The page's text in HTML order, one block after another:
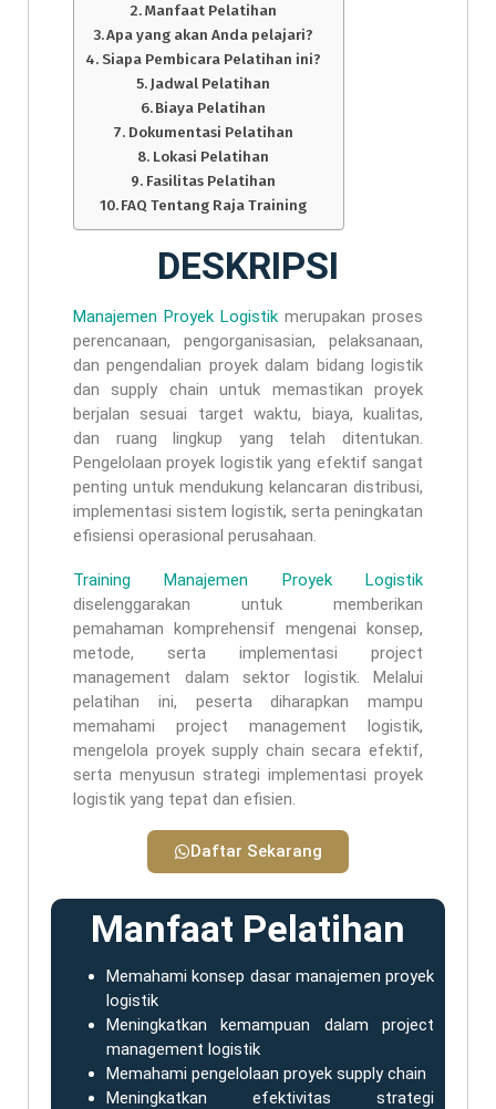
Manfaat Pelatihan
Apa yang akan Anda pelajari?
Siapa Pembicara Pelatihan ini?
Jadwal Pelatihan
Biaya Pelatihan
Dokumentasi Pelatihan
Lokasi Pelatihan
Fasilitas Pelatihan
FAQ Tentang Raja Training
DESKRIPSI
Manajemen Proyek Logistik merupakan proses
perencanaan, pengorganisasian, pelaksanaan,
dan pengendalian proyek dalam bidang logistik
dan supply chain untuk memastikan proyek
berjalan sesuai target waktu, biaya, kualitas,
dan ruang lingkup yang telah ditentukan.
Pengelolaan proyek logistik yang efektif sangat
penting untuk mendukung kelancaran distribusi,
implementasi sistem logistik, serta peningkatan
efisiensi operasional perusahaan.
Training Manajemen Proyek Logistik
diselenggarakan untuk memberikan
pemahaman komprehensif mengenai konsep,
metode, serta implementasi project
management dalam sektor logistik. Melalui
pelatihan ini, peserta diharapkan mampu
memahami project management logistik,
mengelola proyek supply chain secara efektif,
serta menyusun strategi implementasi proyek
logistik yang tepat dan efisien.
Daftar Sekarang
Manfaat Pelatihan
Memahami konsep dasar manajemen proyek
logistik
Meningkatkan kemampuan dalam project
management logistik
Memahami pengelolaan proyek supply chain
Meningkatkan efektivitas strategi